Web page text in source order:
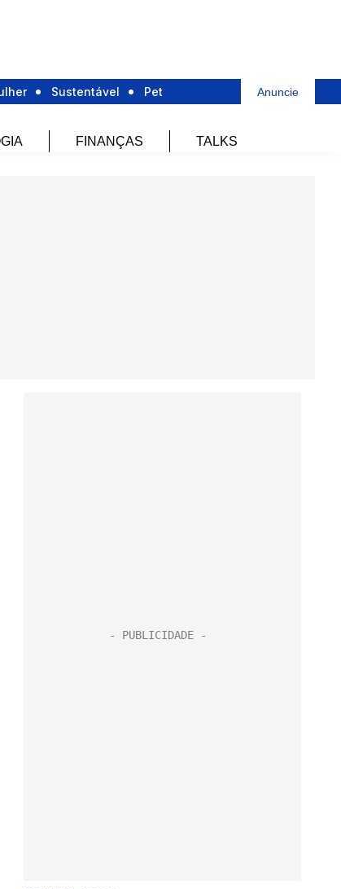
Sustentável Pet Anuncie
FINANÇAS TALKS